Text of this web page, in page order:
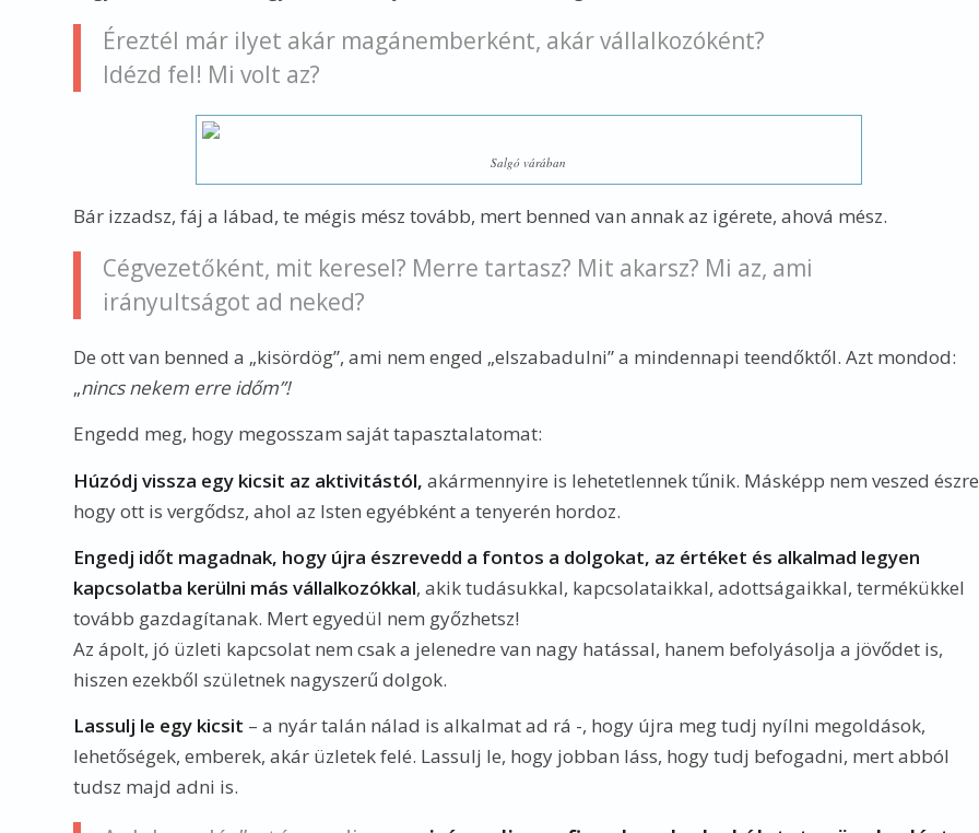
Éreztél már ilyet akár magánemberként, akár vállalkozóként?
Idézd fel! Mi volt az?
Salgó várában
Bár izzadsz, fáj a lábad, te mégis mész tovább, mert benned van annak az igérete, ahová mész.
Cégvezetőként, mit keresel? Merre tartasz? Mit akarsz? Mi az, ami
irányultságot ad neked?
De ott van benned a „kisördög”, ami nem enged „elszabadulni” a mindennapi teendőktől. Azt mondod:
„nincs nekem erre időm”!
Engedd meg, hogy megosszam saját tapasztalatomat:
Húzódj vissza egy kicsit az aktivitástól, akármennyire is lehetetlennek tűnik. Másképp nem veszed
hogy ott is vergődsz, ahol az Isten egyébként a tenyerén hordoz.
Engedj időt magadnak, hogy újra észrevedd a fontos a dolgokat, az értéket és alkalmad legyen
kapcsolatba kerülni más vállalkozókkal, akik tudásukkal, kapcsolataikkal, adottságaikkal, termékükkel
tovább gazdagítanak. Mert egyedül nem győzhetsz!
Az ápolt, jó üzleti kapcsolat nem csak a jelenedre van nagy hatással, hanem befolyásolja a jövődet is,
hiszen ezekből születnek nagyszerű dolgok.
Lassulj le egy kicsit – a nyár talán nálad is alkalmat ad rá -, hogy újra meg tudj nyílni megoldások,
lehetőségek, emberek, akár üzletek felé. Lassulj le, hogy jobban láss, hogy tudj befogadni, mert abból
tudsz majd adni is.